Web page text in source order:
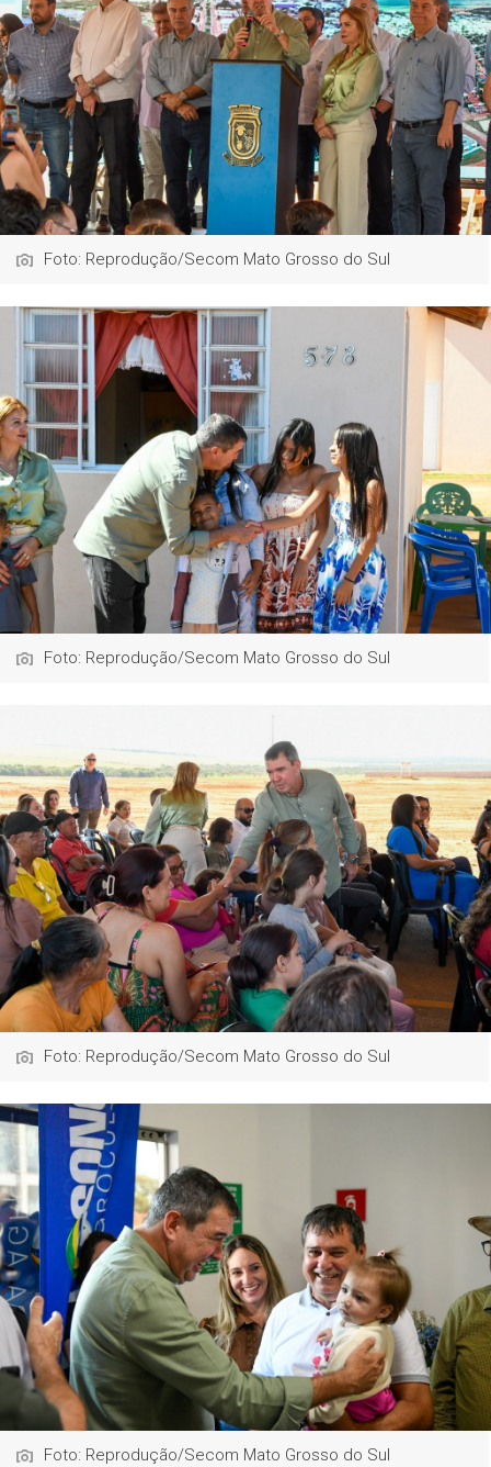
Foto: Reprodução/Secom Mato Grosso do Sul
Foto: Reprodução/Secom Mato Grosso do Sul
Foto: Reprodução/Secom Mato Grosso do Sul
Foto: Reprodução/Secom Mato Grosso do Sul